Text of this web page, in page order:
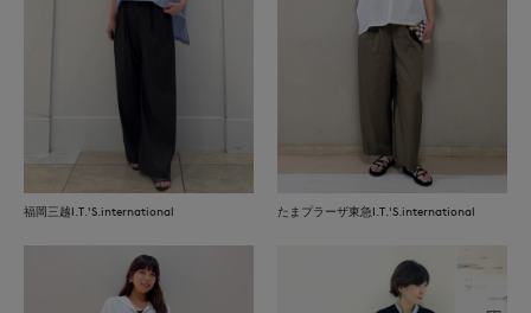
福岡三越I.T.'S.international たまプラーザ東急I.T.'S.international